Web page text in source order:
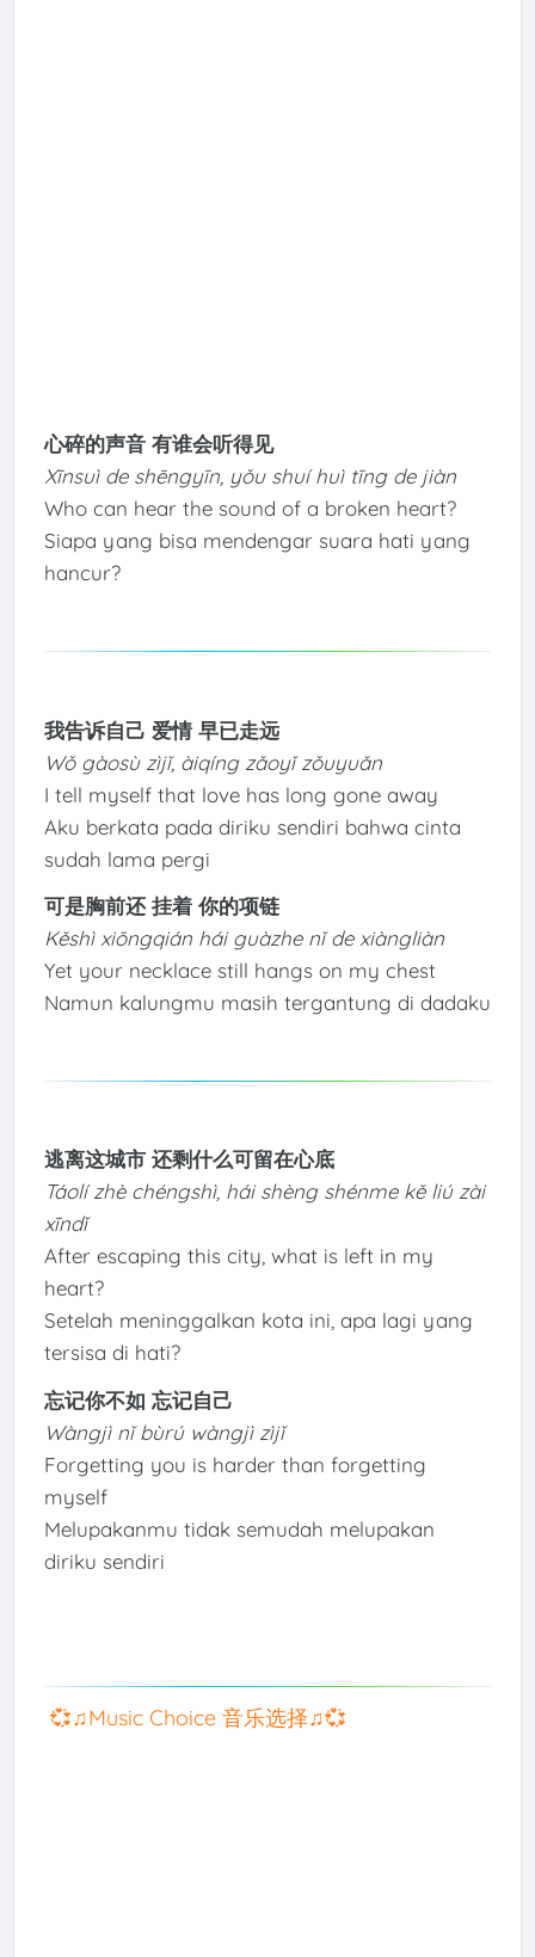
心碎的声音 有谁会听得见
Xīnsuì de shēngyīn, yǒu shuí huì tīng de jiàn
Who can hear the sound of a broken heart?
Siapa yang bisa mendengar suara hati yang
hancur?
我告诉自己 爱情 早已走远
Wǒ gàosù zìjǐ, àiqíng zǎoyǐ zǒuyuǎn
I tell myself that love has long gone away
Aku berkata pada diriku sendiri bahwa cinta
sudah lama pergi
可是胸前还 挂着 你的项链
Kěshì xiōngqián hái guàzhe nǐ de xiàngliàn
Yet your necklace still hangs on my chest
Namun kalungmu masih tergantung di dadaku
逃离这城市 还剩什么可留在心底
Táolí zhè chéngshì, hái shèng shénme kě liú zài
xīndǐ
After escaping this city, what is left in my
heart?
Setelah meninggalkan kota ini, apa lagi yang
tersisa di hati?
忘记你不如 忘记自己
Wàngjì nǐ bùrú wàngjì zìjǐ
Forgetting you is harder than forgetting
myself
Melupakanmu tidak semudah melupakan
diriku sendiri
💞♫Music Choice 音乐选择♫💞